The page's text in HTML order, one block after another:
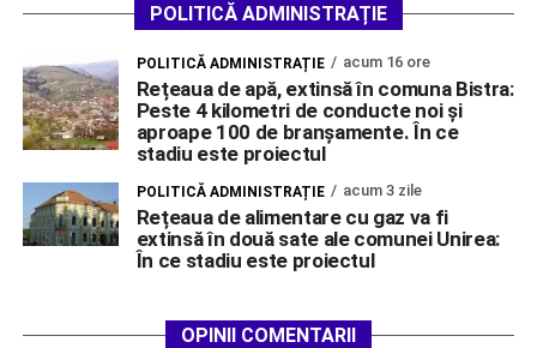
POLITICĂ ADMINISTRAȚIE
POLITICĂ ADMINISTRAȚIE acum 16 ore
Rețeaua de apă, extinsă în comuna Bistra:
Peste 4 kilometri de conducte noi și
aproape 100 de branșamente. În ce
stadiu este proiectul
POLITICĂ ADMINISTRAȚIE acum 3 zile
Rețeaua de alimentare cu gaz va fi
extinsă în două sate ale comunei Unirea:
În ce stadiu este proiectul
OPINII COMENTARII